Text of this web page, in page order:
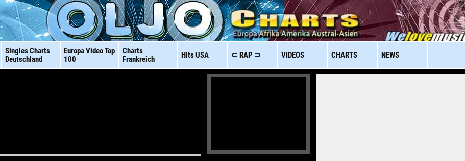
Singles Charts
Deutschland
Europa VideoTop
100
Charts
Frankreich
HitsUSA ⊂ RAP ⊃ VIDEOS CHARTS NEWS